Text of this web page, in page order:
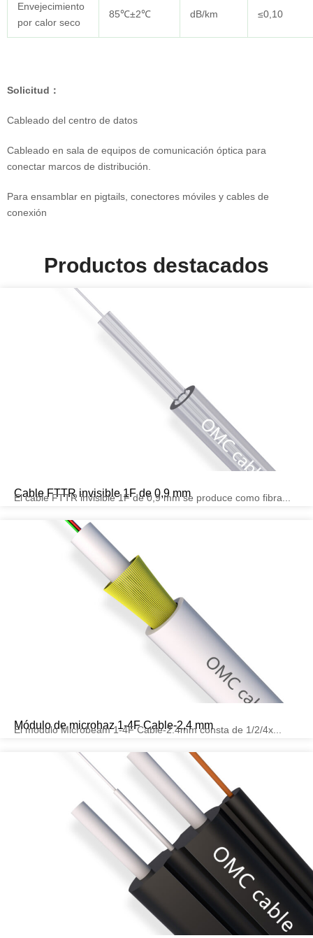
Envejecimiento
por calor seco
85℃±2℃ dB/km ≤0,10
Solicitud ：
Cableado del centro de datos
Cableado en sala de equipos de comunicación óptica para
conectar marcos de distribución.
Para ensamblar en pigtails, conectores móviles y cables de
conexión
Productos destacados
Cable FTTR invisible 1F de 0,9 mm
El cable FTTR invisible 1F de 0,9 mm se produce como fibra...
Módulo de microhaz 1-4F Cable-2,4 mm
El módulo Microbeam 1-4F Cable-2.4mm consta de 1/2/4x...